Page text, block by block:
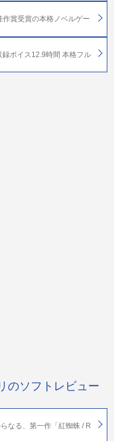
賞受賞の本格ノベルゲー
ボイス12.9時間 本格フル
のソフトレビュー
なる、第一作「紅蜘蛛 / R